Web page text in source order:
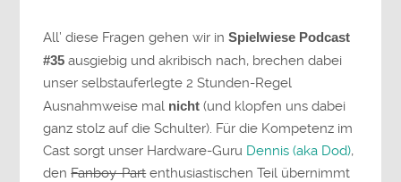
All’ diese Fragen gehen wir inSpielwiese Podcast
#35 ausgiebig und akribisch nach, brechen dabei
unser selbstauferlegte 2 Stunden-Regel
Ausnahmweise mal nicht (und klopfen uns dabei
ganz stolz auf die Schulter). Für die Kompetenz im
Cast sorgt unser Hardware-Guru Dennis (aka Dod),
denFanboy-Partenthusiastischen Teil übernimmt